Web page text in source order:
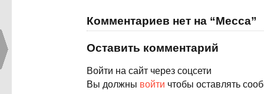
Комментариев нет на “Месса”
Оставить комментарий
Войти на сайт через соцсети
Вы должны войти чтобы оставлять